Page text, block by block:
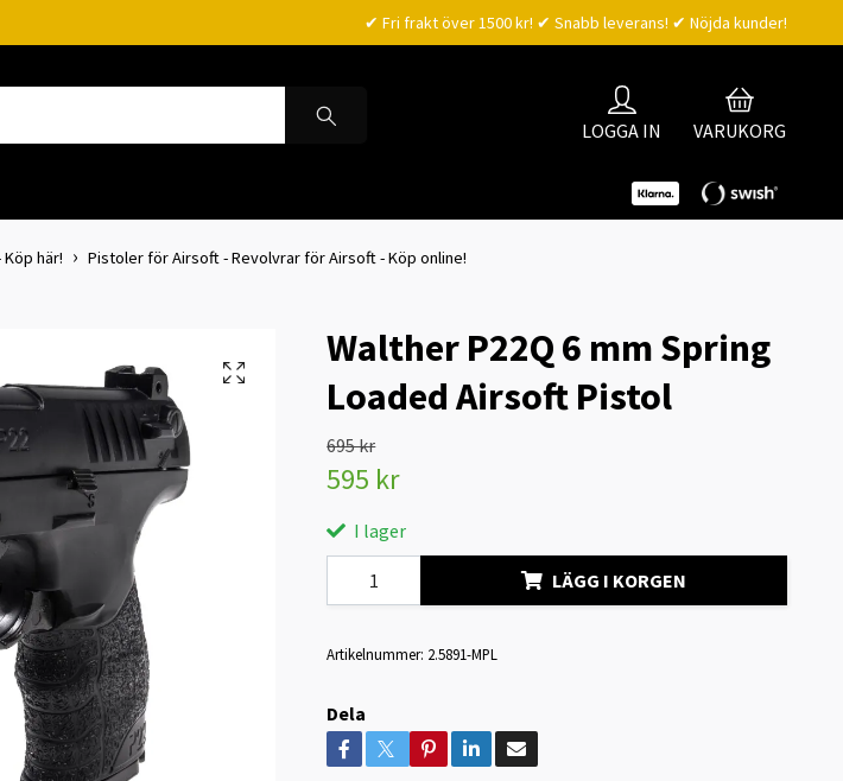
✔ Fri frakt över 1500 kr! ✔ Snabb leverans! ✔ Nöjda kunder!
LOGGA IN VARUKORG
här!
Pistoler för Airsoft - Revolvrar för Airsoft - Köp online!
Walther P22Q 6 mm Spring
Loaded Airsoft Pistol
695 kr
595 kr
I lager
LÄGG I KORGEN
Artikelnummer: 2.5891-MPL
Dela